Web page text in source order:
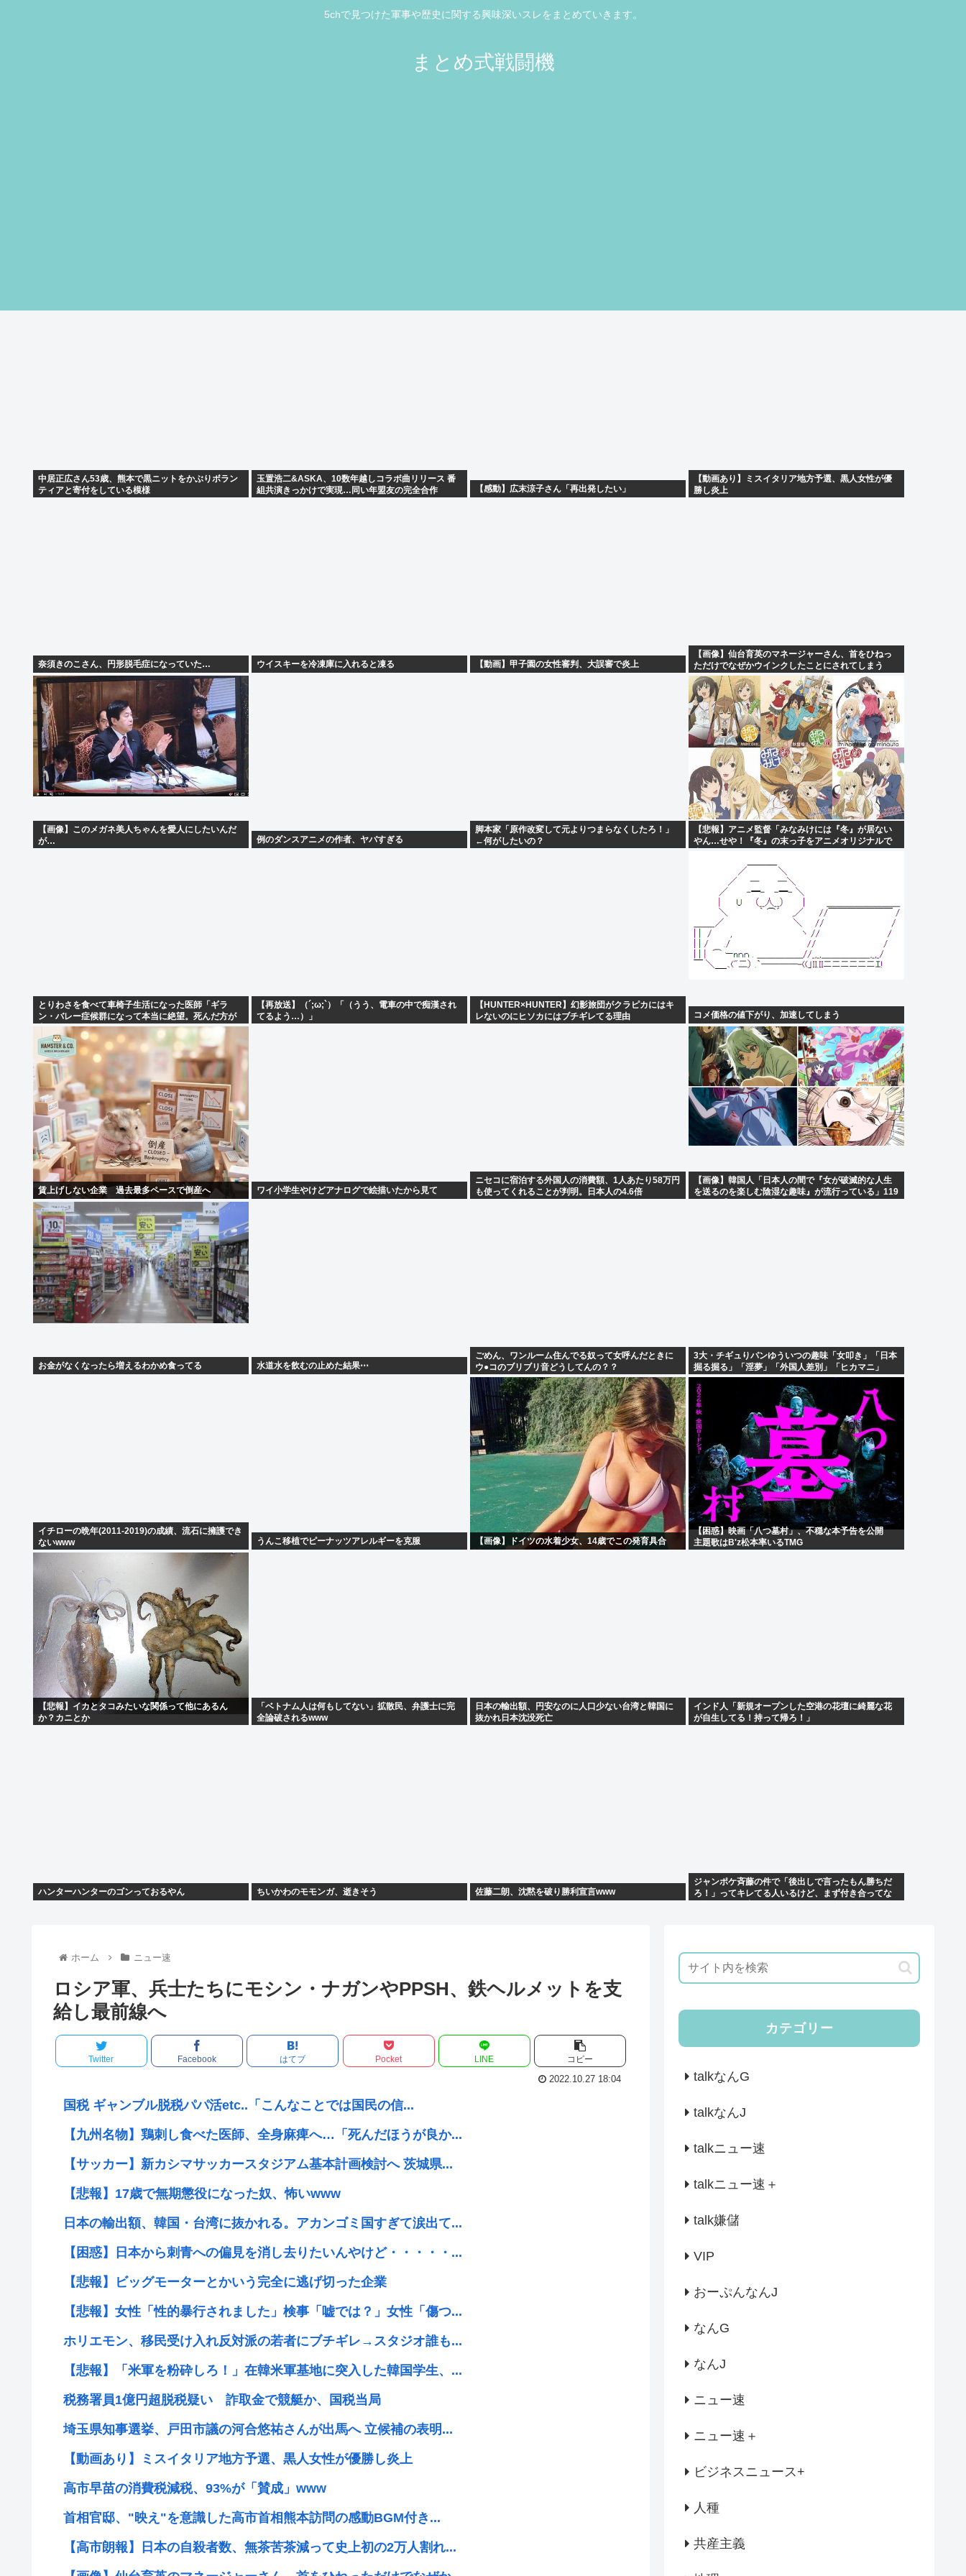
5chで見つけた軍事や歴史に関する興味深いスレをまとめていきます。
まとめ式戦闘機
中居正広さん53歳、熊本で黒ニットをかぶりボラン
ティアと寄付をしている模様
玉置浩二&ASKA、10数年越しコラボ曲リリース 番
組共演きっかけで実現…同い年盟友の完全合作
【感動】広末涼子さん「再出発したい」
【動画あり】ミスイタリア地方予選、黒人女性が優
勝し炎上
奈須きのこさん、円形脱毛症になっていた… ウイスキーを冷凍庫に入れると凍る 【動画】甲子園の女性審判、大誤審で炎上
【画像】仙台育英のマネージャーさん、首をひねっ
ただけでなぜかウインクしたことにされてしまう
www
【画像】このメガネ美人ちゃんを愛人にしたいんだ
が…
例のダンスアニメの作者、ヤバすぎる
脚本家「原作改変して元よりつまらなくしたろ！」
←何がしたいの？
【悲報】アニメ監督「みなみけには『冬』が居ない
やん…せや！『冬』の末っ子をアニメオリジナルで
とりわさを食べて車椅子生活になった医師「ギラ
ン・バレー症候群になって本当に絶望。死んだ方が
良かったと思った」
【再放送】（´;ω;`）「（うう、電車の中で痴漢され
てるよう…）」
【HUNTER×HUNTER】幻影旅団がクラピカにはキ
レないのにヒソカにはブチギレてる理由
コメ価格の値下がり、加速してしまう
賃上げしない企業 過去最多ペースで倒産へ ワイ小学生やけどアナログで絵描いたから見て
ニセコに宿泊する外国人の消費額、1人あたり58万円
も使ってくれることが判明。日本人の4.6倍
【画像】韓国人「日本人の間で『女が破滅的な人生
を送るのを楽しむ陰湿な趣味』が流行っている」119
お金がなくなったら増えるわかめ食ってる 水道水を飲むの止めた結果⋯
ごめん、ワンルーム住んでる奴って女呼んだときに
ウ●コのブリブリ音どうしてんの？？
3大・チギュりパンゆういつの趣味「女叩き」「日本
掘る掘る」「淫夢」「外国人差別」「ヒカマニ」
イチローの晩年(2011-2019)の成績、流石に擁護でき
ないwww
うんこ移植でピーナッツアレルギーを克服 【画像】ドイツの水着少女、14歳でこの発育具合
【困惑】映画「八つ墓村」、不穏な本予告を公開
主題歌はB'z松本率いるTMG
【悲報】イカとタコみたいな関係って他にあるん
か？カニとか
「ベトナム人は何もしてない」拡散民、弁護士に完
全論破されるwww
日本の輸出額、円安なのに人口少ない台湾と韓国に
抜かれ日本沈没死亡
インド人「新規オープンした空港の花壇に綺麗な花
が自生してる！持って帰ろ！」
ハンターハンターのゴンっておるやん ちいかわのモモンガ、逝きそう 佐藤二朗、沈黙を破り勝利宣言www
ジャンポケ斉藤の件で「後出しで言ったもん勝ちだ
ろ！」ってキレてる人いるけど、まず付き合ってな
ホーム ニュー速
ロシア軍、兵士たちにモシン・ナガンやPPSH、鉄ヘルメットを支
給し最前線へ
Twitter Facebook はてブ Pocket LINE コピー
2022.10.27 18:04
国税 ギャンブル脱税パパ活etc..「こんなことでは国民の信...
【九州名物】鶏刺し食べた医師、全身麻痺へ…「死んだほうが良か...
【サッカー】新カシマサッカースタジアム基本計画検討へ 茨城県...
【悲報】17歳で無期懲役になった奴、怖いwww
日本の輸出額、韓国・台湾に抜かれる。アカンゴミ国すぎて涙出て...
【困惑】日本から刺青への偏見を消し去りたいんやけど・・・・・...
【悲報】ビッグモーターとかいう完全に逃げ切った企業
【悲報】女性「性的暴行されました」検事「嘘では？」女性「傷つ...
ホリエモン、移民受け入れ反対派の若者にブチギレ→スタジオ誰も...
【悲報】「米軍を粉砕しろ！」在韓米軍基地に突入した韓国学生、...
税務署員1億円超脱税疑い 詐取金で競艇か、国税当局
埼玉県知事選挙、戸田市議の河合悠祐さんが出馬へ 立候補の表明...
【動画あり】ミスイタリア地方予選、黒人女性が優勝し炎上
高市早苗の消費税減税、93%が「賛成」www
首相官邸、"映え"を意識した高市首相熊本訪問の感動BGM付き...
【高市朗報】日本の自殺者数、無茶苦茶減って史上初の2万人割れ...
カテゴリー
talkなんG
talkなんJ
talkニュー速
talkニュー速＋
talk嫌儲
VIP
おーぷんなんJ
なんG
なんJ
ニュー速
ニュー速＋
ビジネスニュース+
人種
共産主義